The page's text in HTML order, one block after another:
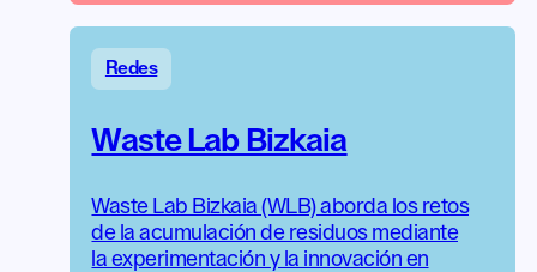
Redes
Waste Lab Bizkaia
Waste Lab Bizkaia (WLB) aborda los retos
de la acumulación de residuos mediante
la experimentación y la innovación en